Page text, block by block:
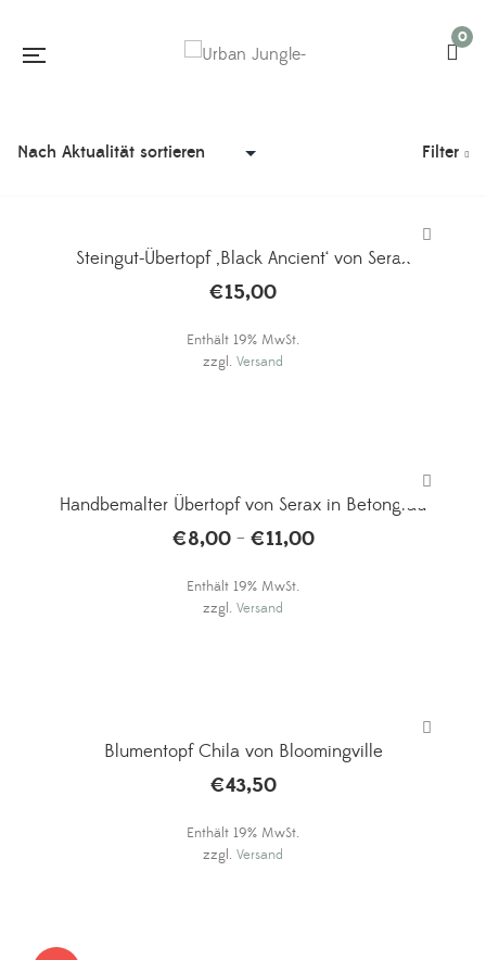
0
Filter
Steingut-Übertopf ‚Black Ancient‘ von Serax
€15,00
Enthält 19% MwSt.
zzgl. Versand
Handbemalter Übertopf von Serax in Betongrau
€8,00 – €11,00Preisspanne:
Enthält 19% MwSt.
zzgl. Versand
Blumentopf Chila von Bloomingville
€43,50
Enthält 19% MwSt.
zzgl. Versand